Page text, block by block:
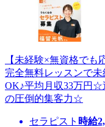
【未経験×無資格で
完全無料レッスンで
OK♪平均月収33万円☆
の圧倒的集客力☆
セラピスト 時給